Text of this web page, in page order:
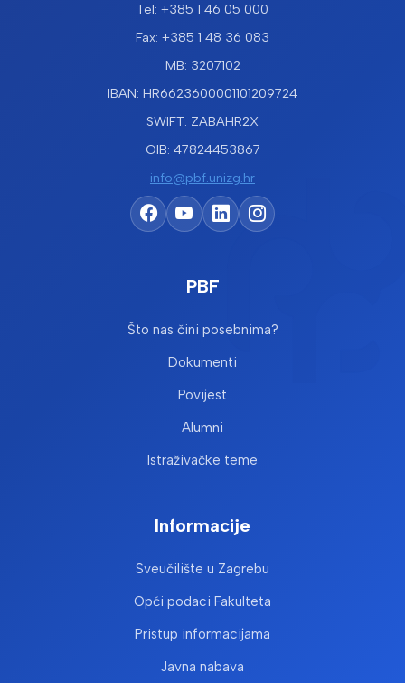
Tel: +385 1 46 05 000
Fax: +385 1 48 36 083
MB: 3207102
IBAN: HR6623600001101209724
SWIFT: ZABAHR2X
OIB: 47824453867
info@pbf.unizg.hr
PBF
Što nas čini posebnima?
Dokumenti
Povijest
Alumni
Istraživačke teme
Informacije
Sveučilište u Zagrebu
Opći podaci Fakulteta
Pristup informacijama
Javna nabava